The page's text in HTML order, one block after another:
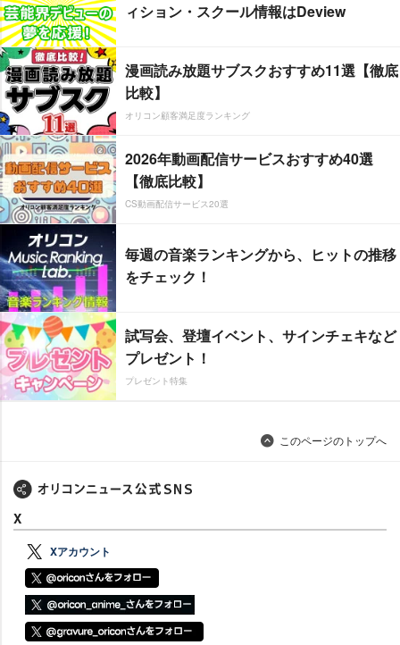
ィション・スクール情報はDeview
漫画読み放題サブスクおすすめ11選【徹底
比較】
オリコン顧客満足度ランキング
2026年動画配信サービスおすすめ40選
【徹底比較】
CS動画配信サービス20選
毎週の音楽ランキングから、ヒットの推移
をチェック！
試写会、登壇イベント、サインチェキなど
プレゼント！
プレゼント特集
このページのトップへ
X
Xアカウント